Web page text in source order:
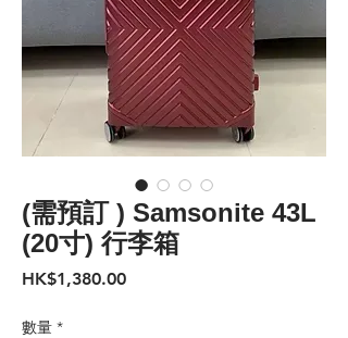
(需預訂 ) Samsonite 43L
(20寸) 行李箱
HK$1,380.00價
數量 *